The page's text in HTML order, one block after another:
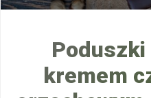
Poduszki
kremem